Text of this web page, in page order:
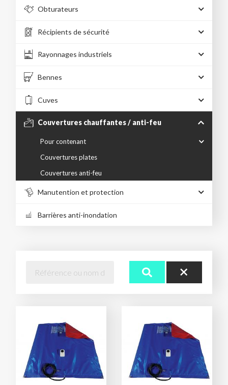
Obturateurs
Récipients de sécurité
Rayonnages industriels
Bennes
Cuves
Couvertures chauffantes / anti-feu
Pour contenant
Couvertures plates
Couvertures anti-feu
Manutention et protection
Barrières anti-inondation